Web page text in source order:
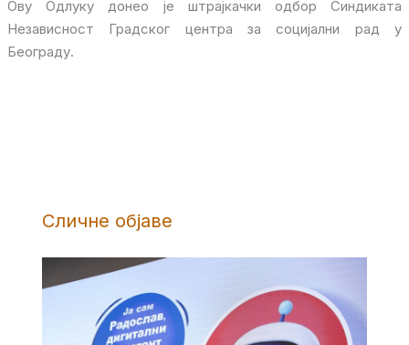
Ову Одлуку донео је штрајкачки одбор Синдиката
Независност Градског центра за социјални рад у
Београду.
Сличне објаве